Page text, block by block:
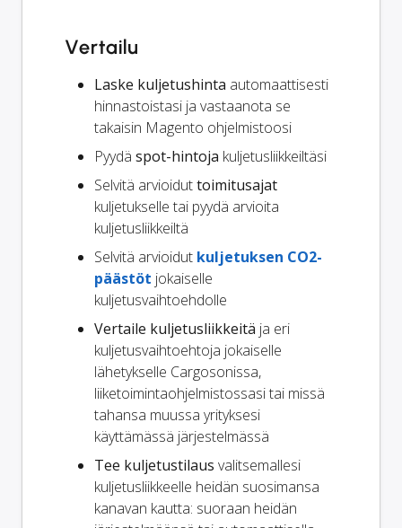
Vertailu
Laske kuljetushinta automaattisesti
hinnastoistasi ja vastaanota se
takaisin Magento ohjelmistoosi
Pyydä spot-hintoja kuljetusliikkeiltäsi
Selvitä arvioiduttoimitusajat
kuljetukselle tai pyydä arvioita
kuljetusliikkeiltä
Selvitä arvioidut kuljetuksen CO2-
päästöt jokaiselle
kuljetusvaihtoehdolle
Vertaile kuljetusliikkeitä ja eri
kuljetusvaihtoehtoja jokaiselle
lähetykselle Cargosonissa,
liiketoimintaohjelmistossasi tai missä
tahansa muussa yrityksesi
käyttämässä järjestelmässä
Tee kuljetustilaus valitsemallesi
kuljetusliikkeelle heidän suosimansa
kanavan kautta: suoraan heidän